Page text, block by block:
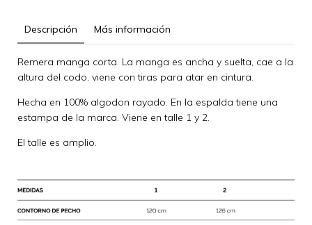
Descripción Más información
Remera manga corta. La manga es ancha y suelta, cae a la
altura del codo, viene con tiras para atar en cintura.
Hecha en 100% algodon rayado. En la espalda tiene una
estampa de la marca. Viene en talle 1 y 2.
El talle es amplio.